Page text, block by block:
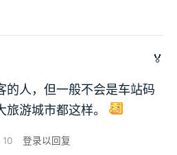
🏅
的人，但一般不会是车站码
旅游城市都这样。
登录以回复